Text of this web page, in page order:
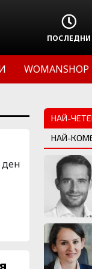
ПОСЛЕДНИ
WOMANSHOP
НАЙ-
НАЙ-